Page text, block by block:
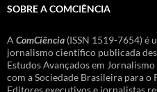
SOBRE A COMCIÊNCIA
A ComCiência (ISSN 1519-7654) é
jornalismo científico publicada
Estudos Avançados em Jornalismo
com a Sociedade Brasileira para o
Editores executivos e jornalistas